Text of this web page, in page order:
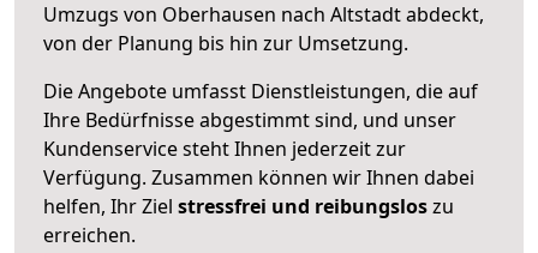
Umzugs von Oberhausen nach Altstadt abdeckt,
von der Planung bis hin zur Umsetzung.
Die Angebote umfasst Dienstleistungen, die auf
Ihre Bedürfnisse abgestimmt sind, und unser
Kundenservice steht Ihnen jederzeit zur
Verfügung. Zusammen können wir Ihnen dabei
helfen, Ihr Ziel stressfrei und reibungsloszu
erreichen.